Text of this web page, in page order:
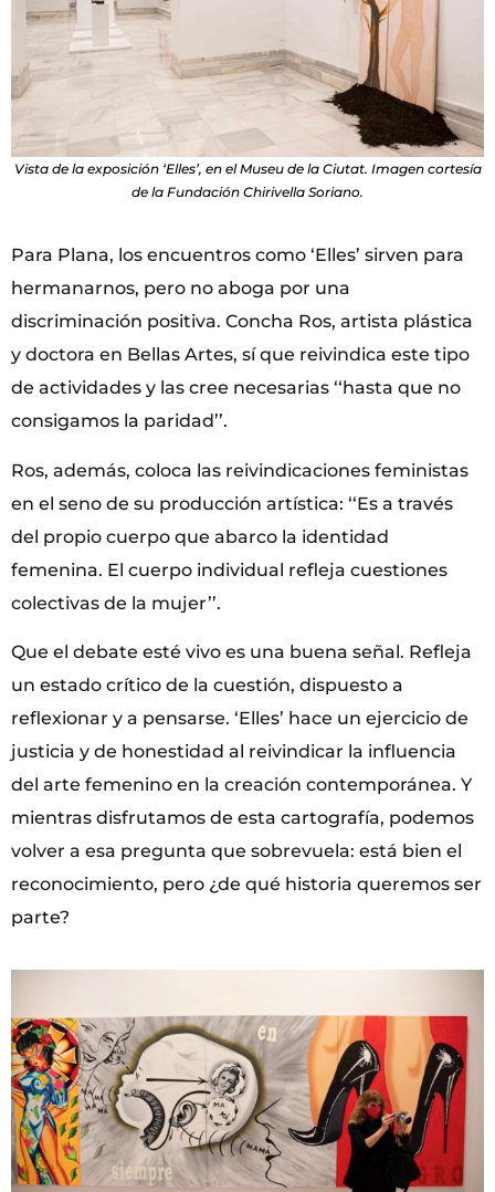
Vista de la exposición ‘Elles’, en el Museu de la Ciutat. Imagen cortesía
de la Fundación Chirivella Soriano.
Para Plana, los encuentros como ‘Elles’ sirven para
hermanarnos, pero no aboga por una
discriminación positiva. Concha Ros, artista plástica
y doctora en Bellas Artes, sí que reivindica este tipo
de actividades y las cree necesarias ‘‘hasta que no
consigamos la paridad’’.
Ros, además, coloca las reivindicaciones feministas
en el seno de su producción artística: ‘‘Es a través
del propio cuerpo que abarco la identidad
femenina. El cuerpo individual refleja cuestiones
colectivas de la mujer’’.
Que el debate esté vivo es una buena señal. Refleja
un estado crítico de la cuestión, dispuesto a
reflexionar y a pensarse. ‘Elles’ hace un ejercicio de
justicia y de honestidad al reivindicar la influencia
del arte femenino en la creación contemporánea. Y
mientras disfrutamos de esta cartografía, podemos
volver a esa pregunta que sobrevuela: está bien el
reconocimiento, pero ¿de qué historia queremos ser
parte?